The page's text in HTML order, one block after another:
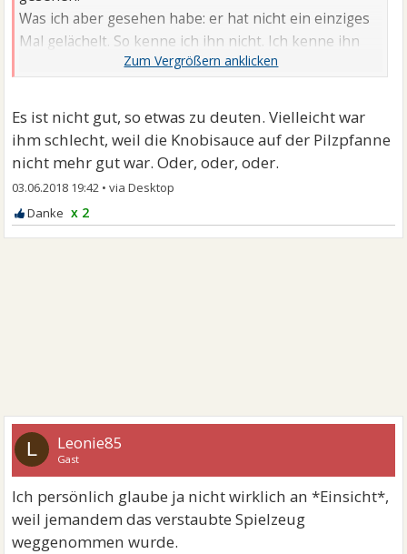
Was ich aber gesehen habe: er hat nicht ein einziges
Mal gelächelt. So kenne ich ihn nicht. Ich kenne ihn
Es ist nicht gut, so etwas zu deuten. Vielleicht war
ihm schlecht, weil die Knobisauce auf der Pilzpfanne
nicht mehr gut war. Oder, oder, oder.
03.06.2018 19:42 •
x 2
L Leonie85
Gast
Ich persönlich glaube ja nicht wirklich an *Einsicht*,
weil jemandem das verstaubte Spielzeug
weggenommen wurde.